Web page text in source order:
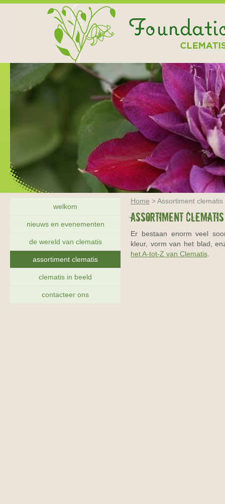
welkom
nieuws en evenementen
de wereld van clematis
assortiment clematis
clematis in beeld
contacteer ons
Home > Assortiment clematis
Assortiment clematis
Er bestaan enorm veel
kleur, vorm van het blad,
het A-tot-Z van Clematis.